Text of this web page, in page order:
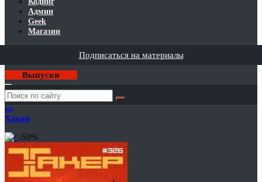
Админ
Geek
Магазин
Подписаться на материалы
Выпуски
Годовая
подписка
на
Хакер
-50%